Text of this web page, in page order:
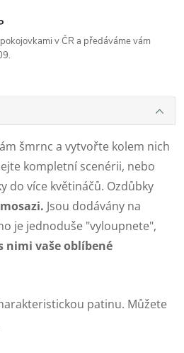
v ČR a předáváme vám
šmrnc a vytvořte kolem nich
kompletní scenérii, nebo
do více květináčů. Ozdůbky
Jsou dodávány na
je jednoduše "vyloupnete",
nimi vaše oblíbené
patinu. Můžete